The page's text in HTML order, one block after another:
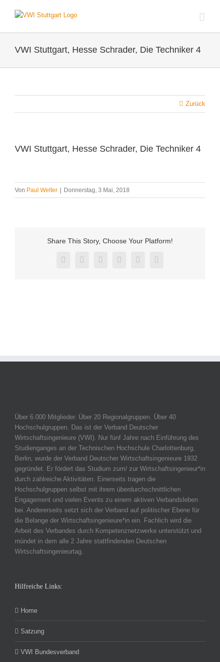
VWI Stuttgart, Hesse Schrader, Die Techniker 4
Zurück
VWI Stuttgart, Hesse Schrader, Die Techniker 4
Von Paul Welter | Donnerstag, 3 Mai, 2018
Share This Story, Choose Your Platform!
FacebookTwitterRedditLinkedInPinterestVk
Über 6.000 Mitglieder. Über 20 Regionalgruppen. Über 40
Hochschulgruppen. Das ist der Verband Deutscher
Wirtschaftsingenieure (VWI). Nur fünf Jahre nach Einführung des
Studienganges an der Technischen Hochschule Charlottenburg,
Berlin, wurde der Verband Deutscher Wirtschaftsingenieure 1932
gegründet. Er fördert das Studium zum/ zur Wirtschaftsingenieur*in
durch zahlreiche Aktivitäten. Einerseits tragen die
Hochschulgruppen selbst mit ihrem überdurchschnittlichen
Engagement und vielen Events zu einem aktiven Verbandsleben
bei. Andererseits setzt sich der Verband auf politischer Ebene für
die Belange der Wirtschaftsingenieure*in ein. Fachlich wird die
Arbeit des Verbandes durch Kompetenznetzwerke unterstützt und
mündet in dem alle 2 Jahre stattfindenden Deutschen
Wirtschaftsingenieurtag.
Hilfreiche Links:
Home
Satzung
VWI Bundesverband